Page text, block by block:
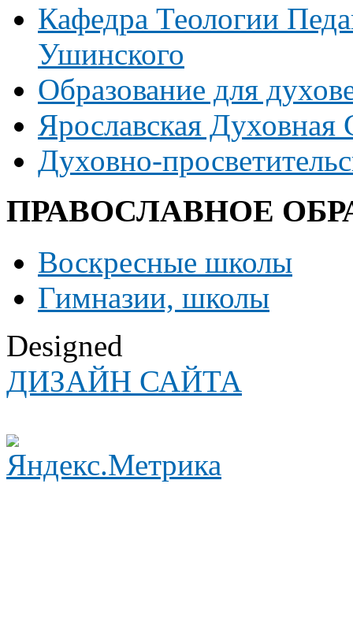
Кафедра Теологии
Ушинского
Образование для
Ярославская Духовная
Духовно-
ПРАВОСЛАВНОЕ
Воскресные школы
Гимназии, школы
Designed
ДИЗАЙН САЙТА